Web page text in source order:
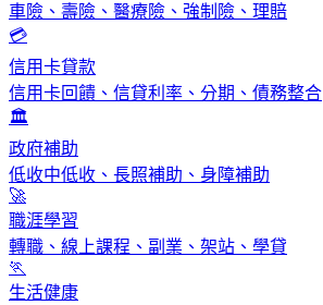
車險、壽險、醫療險、強制險、理賠
💳
信用卡貸款
信用卡回饋、信貸利率、分期、債務整合
🏛️
政府補助
低收中低收、長照補助、身障補助
🚀
職涯學習
轉職、線上課程、副業、架站、學貸
🏃
生活健康